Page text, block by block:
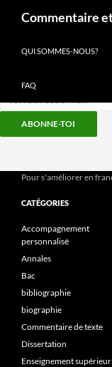
ABONNE-TOI
contenu
Commentaire
QUI SOMMES-NOUS?
FAQ
Pour s'améliorer en
CATÉGORIES
Accompagnement
personnalisé
Annales
Bac
bibliographie
biographie
Commentaire de texte
Dissertation
Enseignement supérieur